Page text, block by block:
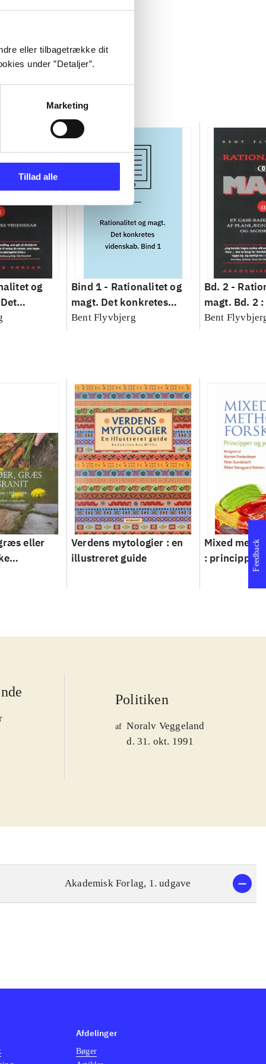
eller tilbagetrække dit
under ”Detaljer”.
Marketing
Tillad alle
og
Bind 1 - Rationalitet og
magt. Det konkretes
videnskab. Bind 1
Bent Flyvbjerg
Bd. 2 -
magt. Bd. 2
baseret
Bent
eller
Verdens mytologier : en
illustreret guide
Mixed
: principper
Politiken
af Noralv Veggeland
d. 31. okt. 1991
Akademisk Forlag, 1. udgave
Feedback
Afdelinger
Bøger